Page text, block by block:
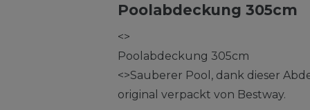
Poolabdeckung 305cm
<>
Poolabdeckung 305cm
<>Sauberer Pool, dank dieser
original verpackt von Bestway.